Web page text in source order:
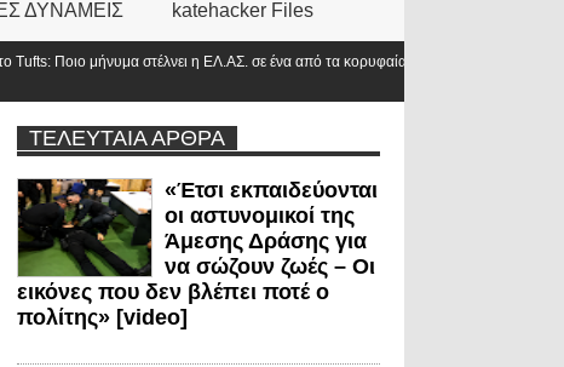
ΔΥΝΑΜΕΙΣ katehacker Files
σε ένα από τα κορυφαία πανεπιστήμια του
Αντιπρόεδρος ΠΟΑΣΥ: «Οι
ΤΕΛΕΥΤΑΙΑ ΑΡΘΡΑ
«Έτσι εκπαιδεύονται
οι αστυνομικοί της
Άμεσης Δράσης για
να σώζουν ζωές – Οι
εικόνες που δεν βλέπει ποτέ ο
πολίτης» [video]